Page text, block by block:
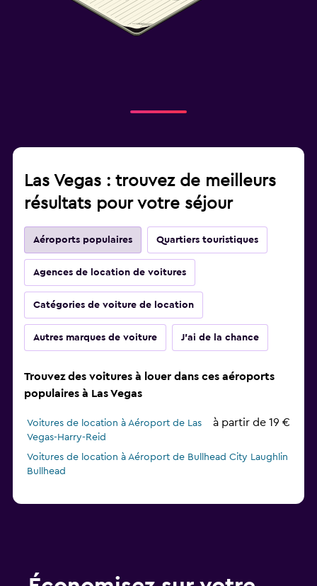
Las Vegas : trouvez de meilleurs
résultats pour votre séjour
Aéroports populaires Quartiers touristiques
Agences de location de voitures
Catégories de voiture de location
Autres marques de voiture J'ai de la chance
Trouvez des voitures à louer dans ces aéroports
populaires à Las Vegas
Voitures de location à Aéroport de Las
Vegas-Harry-Reid
à partir de 19 €
Voitures de location à Aéroport de Bullhead City Laughlin
Bullhead